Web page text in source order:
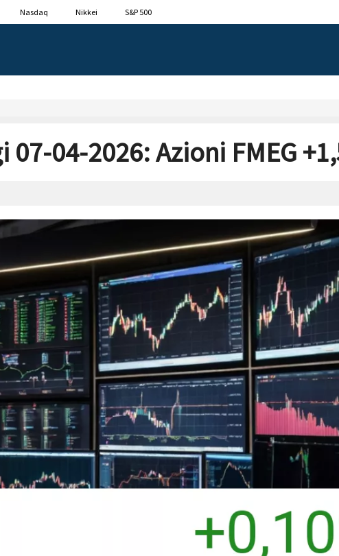
Nasdaq Nikkei S&P 500
04-2026: Azioni FMEG